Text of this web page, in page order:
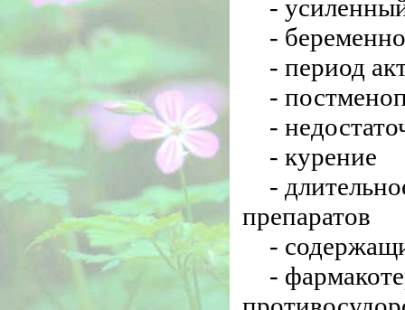
-
-
- период
-
-
- курение
-
препаратов
-
-